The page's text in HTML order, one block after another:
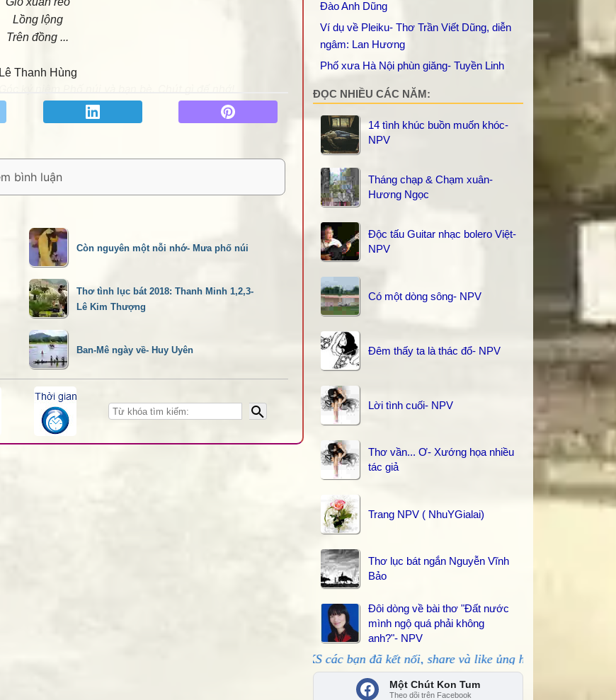
Lồng lộng
Trên đồng ...
Lê Thanh Hùng
Còn nguyên một nỗi nhớ- Mưa phố núi
Thơ tình lục bát 2018: Thanh Minh 1,2,3-
Lê Kim Thượng
Ban-Mê ngày về- Huy Uyên
Đào Anh Dũng
Ví dụ về Pleiku- Thơ Trần Viết Dũng, diễn
ngâm: Lan Hương
Phố xưa Hà Nội phùn giăng- Tuyền Linh
ĐỌC NHIỀU CÁC NĂM:
14 tình khúc buồn muốn khóc-
NPV
Tháng chạp & Chạm xuân-
Hương Ngọc
Độc tấu Guitar nhạc bolero Việt-
NPV
Có một dòng sông- NPV
Đêm thấy ta là thác đổ- NPV
Lời tình cuối- NPV
Thơ vần... Ơ- Xướng họa nhiều
tác giả
Trang NPV ( NhuYGialai)
Thơ lục bát ngắn Nguyễn Vĩnh
Bảo
Đôi dòng về bài thơ "Đất nước
mình ngộ quá phải không
anh?"- NPV
THANKS các bạn đã kết nối, share và like ủng hộ!
Một Chút Kon Tum
Theo dõi trên Facebook